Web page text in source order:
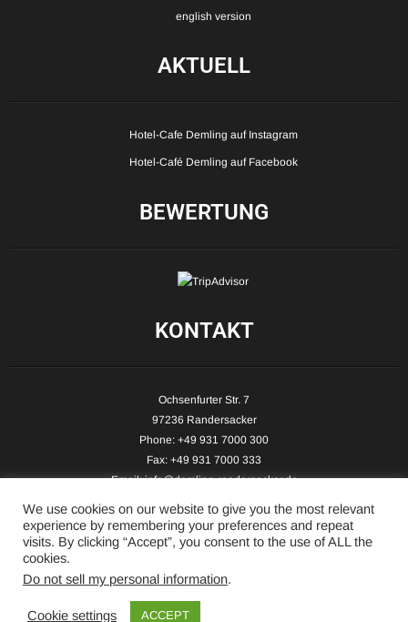
english version
AKTUELL
Hotel-Cafe Demling auf Instagram
Hotel-Café Demling auf Facebook
BEWERTUNG
KONTAKT
Ochsenfurter Str. 7
97236 Randersacker
Phone: +49 931 7000 300
Fax: +49 931 7000 333
Email:info@demling-randersacker.de
Copyright © 2026 Hotel-Café Demling - All Rights Reserved.
We use cookies on our website to give you the most relevant
experience by remembering your preferences and repeat
visits. By clicking “Accept”, you consent to the use of ALL the
cookies.
Do not sell my personal information.
Cookie settings ACCEPT